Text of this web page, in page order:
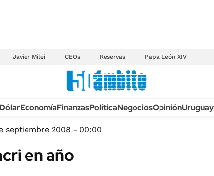
Javier Milei CEOs Reservas Papa León XIV
TECNOLOGÍA
MÉXICO
MUNDO
DólarEconomíaFinanzasPolíticaNegociosOpiniónUruguay
septiembre 2008 - 00:00
en año